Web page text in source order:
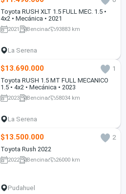
Toyota RUSH XLT 1.5 FULL MEC. 1.5 •
4x2 • Mecánica • 2021
2021 Bencina 93883 km
La Serena
$13.690.000
1
Toyota RUSH 1.5 MT FULL MECANICO
1.5 • 4x2 • Mecánica • 2023
2023 Bencina 58034 km
La Serena
$13.500.000
2
Toyota Rush 2022
2022 Bencina 26000 km
Pudahuel